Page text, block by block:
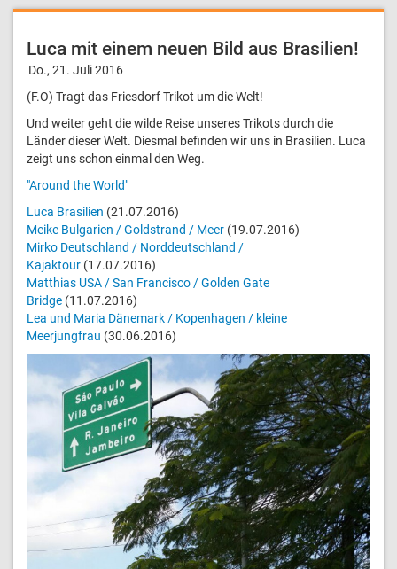
Luca mit einem neuen Bild aus Brasilien!
Do., 21. Juli 2016
(F.O) Tragt das Friesdorf Trikot um die Welt!
Und weiter geht die wilde Reise unseres Trikots durch die
Länder dieser Welt. Diesmal befinden wir uns in Brasilien. Luca
zeigt uns schon einmal den Weg.
"Around the World"
Luca Brasilien (21.07.2016)
Meike Bulgarien / Goldstrand / Meer (19.07.2016)
Mirko Deutschland / Norddeutschland /
Kajaktour (17.07.2016)
Matthias USA / San Francisco / Golden Gate
Bridge (11.07.2016)
Lea und Maria Dänemark / Kopenhagen / kleine
Meerjungfrau (30.06.2016)